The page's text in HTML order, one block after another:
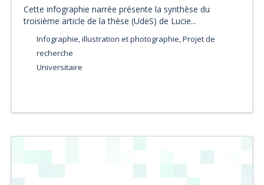
Cette infographie narrée présente la synthèse du
troisième article de la thèse (UdeS) de Lucie...
Infographie, illustration et photographie, Projet de
recherche
Universitaire